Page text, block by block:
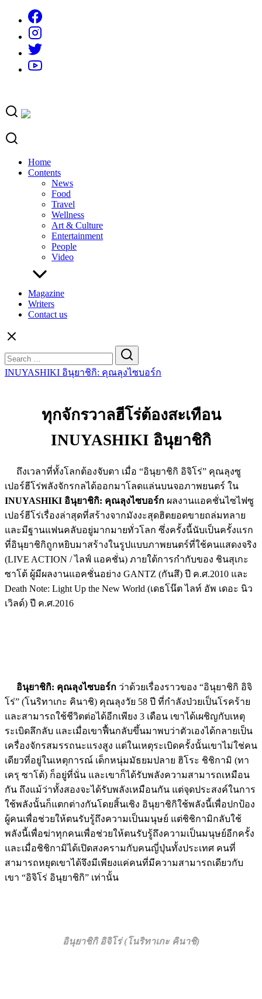
content
Home
Contents
News
Food
Travel
Wellness
Art & Culture
Entertainment
People
Video
Magazine
Writers
Contact us
for:
INUYASHIKI อินุยาชิกิ: คุณลุงไซบอร์ก
ทุกจักรวาลฮีโร่ต้องสะเทือน
INUYASHIKI อินุยาชิกิ
ถึงเวลาที่ทั้งโลกต้องจับตา เมื่อ “อินุยาชิกิ อิจิโร่” คุณลุงซู
เปอร์ฮีโร่พลังจักรกลได้ออกมาโลดแล่นบนจอภาพยนตร์ ใน
INUYASHIKI อินุยาชิกิ: คุณลุงไซบอร์ก ผลงานแอคชั่นไซไฟซู
เปอร์ฮีโร่เรื่องล่าสุดที่สร้างจากมังงะสุดฮิตยอดขายถล่มทลาย
และมีฐานแฟนคลับอยู่มากมายทั่วโลก ซึ่งครั้งนี้นับเป็นครั้งแรก
ที่อินุยาชิกิถูกหยิบมาสร้างในรูปแบบภาพยนตร์ที่ใช้คนแสดงจริง
(LIVE ACTION / ไลฟ์ แอคชั่น) ภายใต้การกำกับของ ชินสุเกะ
ซาโต้ ผู้มีผลงานแอคชั่นอย่าง GANTZ (กันสึ) ปี ค.ศ.2010 และ
Death Note: Light Up the New World (เดธโน๊ต ไลท์ อัพ เดอะ นิว
เวิลด์) ปี ค.ศ.2016
อินุยาชิกิ: คุณลุงไซบอร์ก ว่าด้วยเรื่องราวของ “อินุยาชิกิ อิจิ
โร่” (โนริทาเกะ คินาชิ) คุณลุงวัย 58 ปี ที่กำลังป่วยเป็นโรคร้าย
และสามารถใช้ชีวิตต่อได้อีกเพียง 3 เดือน เขาได้เผชิญกับเหตุ
ระเบิดลึกลับ และเมื่อเขาฟื้นกลับขึ้นมาพบว่าตัวเองได้กลายเป็น
เครื่องจักรสมรรถนะแรงสูง แต่ในเหตุระเบิดครั้งนั้นเขาไม่ใช่คน
เดียวที่อยู่ในเหตุการณ์ เด็กหนุ่มมัธยมปลาย ฮิโระ ชิชิกามิ (ทา
เครุ ซาโต้) ก็อยู่ที่นั่น และเขาก็ได้รับพลังความสามารถเหมือน
กัน ถึงแม้ว่าทั้งสองจะได้รับพลังเหมือนกัน แต่จุดประสงค์ในการ
ใช้พลังนั้นก็แตกต่างกันโดยสิ้นเชิง อินุยาชิกิใช้พลังนี้เพื่อปกป้อง
ผู้คนเพื่อช่วยให้ตนรับรู้ถึงความเป็นมนุษย์ แต่ชิชิกามิกลับใช้
พลังนี้เพื่อฆ่าทุกคนเพื่อช่วยให้ตนรับรู้ถึงความเป็นมนุษย์อีกครั้ง
และเมื่อชิชิกามิได้เปิดสงครามกับคนญี่ปุ่นทั้งประเทศ คนที่
สามารถหยุดเขาได้จึงมีเพียงแค่คนที่มีความสามารถเดียวกับ
เขา “อิจิโร่ อินุยาชิกิ” เท่านั้น
อินุยาชิกิ อิจิโร่ (โนริทาเกะ คินาชิ)